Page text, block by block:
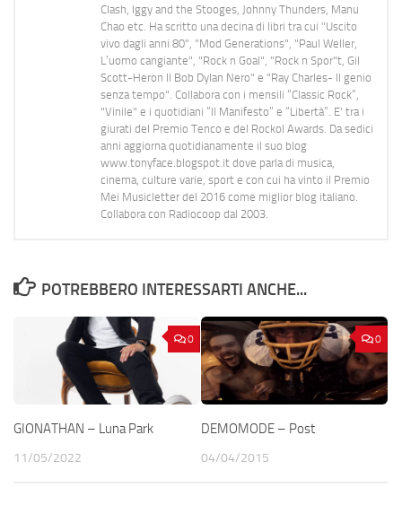
Clash, Iggy and the Stooges, Johnny Thunders, Manu
Chao etc. Ha scritto una decina di libri tra cui "Uscito
vivo dagli anni 80", "Mod Generations", "Paul Weller,
L’uomo cangiante", "Rock n Goal", "Rock n Spor"t, Gil
Scott-Heron Il Bob Dylan Nero" e "Ray Charles- Il genio
senza tempo". Collabora con i mensili “Classic Rock”,
"Vinile" e i quotidiani “Il Manifesto” e “Libertà”. E' tra i
giurati del Premio Tenco e del Rockol Awards. Da sedici
anni aggiorna quotidianamente il suo blog
www.tonyface.blogspot.it dove parla di musica,
cinema, culture varie, sport e con cui ha vinto il Premio
Mei Musicletter del 2016 come miglior blog italiano.
Collabora con Radiocoop dal 2003.
POTREBBERO INTERESSARTI ANCHE...
0
GIONATHAN – Luna Park
11/05/2022
0
DEMOMODE – Post
04/04/2015